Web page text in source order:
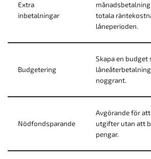
Extra
inbetalningar
totala
låneperioden.
Budgetering
Skapa en
noggrant.
Nödfondsparande
Avgörande för
utgifter utan att
pengar.